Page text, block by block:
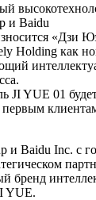
и Baidu
«Дзи
Holding как
JI YUE 01
первым
и Baidu Inc. с
бренд
YUE.